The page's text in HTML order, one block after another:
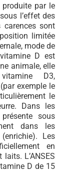
par le
l’effet des
carences sont
limitée
mode de
D est
animale, elle
D3,
exemple le
le
Dans les
sous
dans les
Les
en
L’ANSES
D de 15